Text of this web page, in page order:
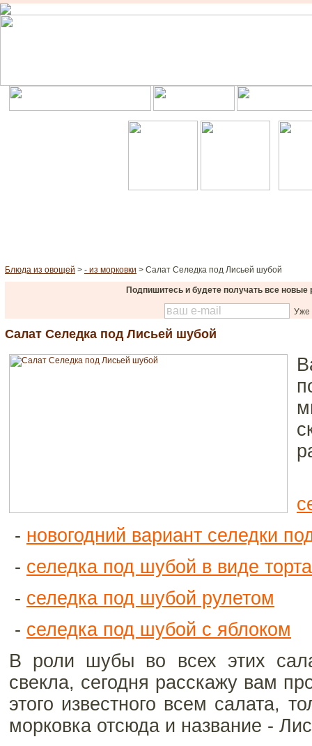
Блюда из овощей > - из морковки > Салат Селедка под Лисьей шубой
Подпишитесь и будете получать все
Уже
Салат Селедка под Лисьей шубой
- новогодний вариант селедки
- селедка под шубой в виде торта
- селедка под шубой рулетом
- селедка под шубой с яблоком
В роли шубы во всех этих
свекла, сегодня расскажу вам
этого известного всем салата,
морковка отсюда и название -